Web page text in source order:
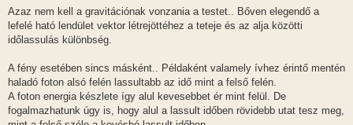
Azaz nem kell a gravitációnak vonzania a testet.. Bőven elegendő a
lefelé ható lendület vektor létrejöttéhez a teteje és az alja közötti
időlassulás különbség.
A fény esetében sincs másként.. Példaként valamely ívhez érintő mentén
haladó foton alsó felén lassultabb az idő mint a felső felén.
A foton energia készlete így alul kevesebbet ér mint felül. De
fogalmazhatunk úgy is, hogy alul a lassult időben rövidebb utat tesz meg,